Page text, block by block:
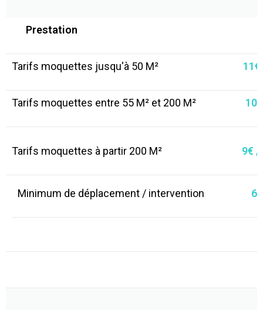
Prestation
Tarifs moquettes jusqu'à 50 M² 11€
Tarifs moquettes entre 55 M² et 200 M²
Tarifs moquettes à partir 200 M² 9€ /
Minimum de déplacement / intervention